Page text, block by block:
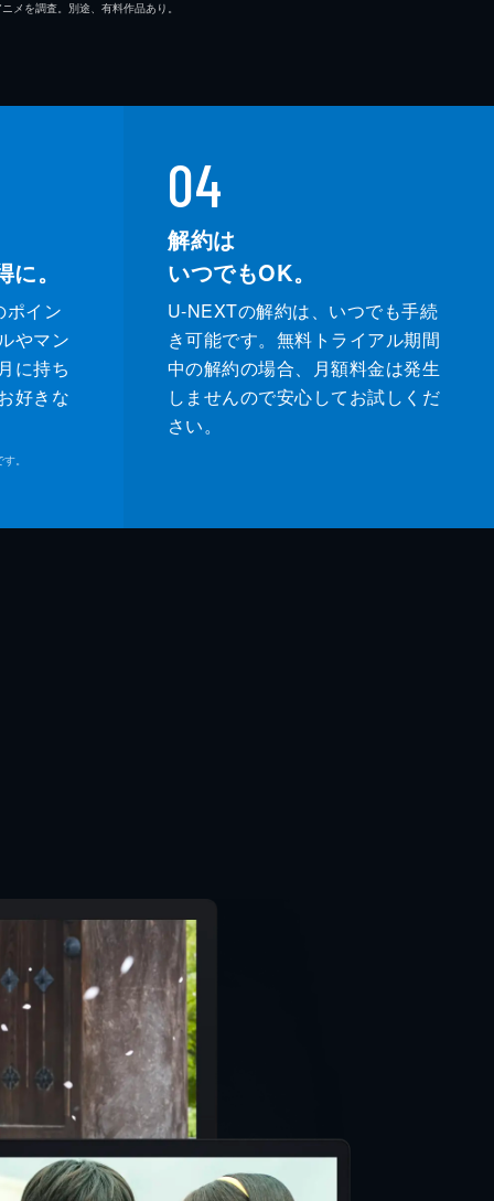
を調査。別途、有料作品あり。
。
ポイン
やマン
に持ち
好きな
。
04
解約は
いつでもOK。
U-NEXTの解約は、いつでも手続
き可能です。無料トライアル期間
中の解約の場合、月額料金は発生
しませんので安心してお試しくだ
さい。